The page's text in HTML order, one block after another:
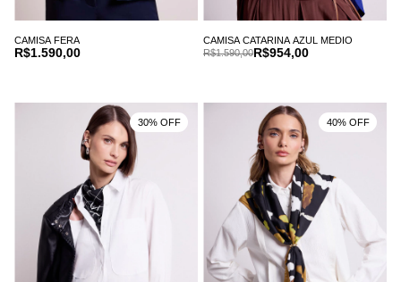
CAMISA FERA
R$1.590,00
CAMISA CATARINA AZUL MEDIO
R$954,00
R$1.590,00
30% OFF 40% OFF